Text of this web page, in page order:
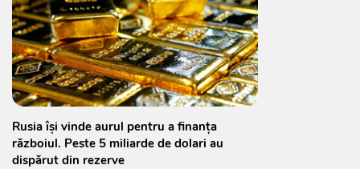
Rusia își vinde aurul pentru a finanța
războiul. Peste 5 miliarde de dolari au
dispărut din rezerve